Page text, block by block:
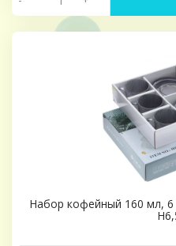
Набор кофейный 160 мл, 6